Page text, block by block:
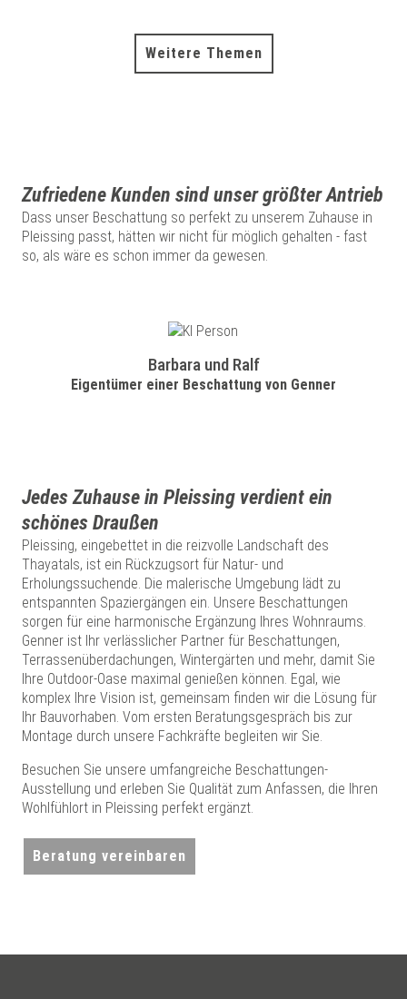
Weitere Themen
Zufriedene Kunden sind unser größter Antrieb
Dass unser Beschattung so perfekt zu unserem Zuhause in
Pleissing passt, hätten wir nicht für möglich gehalten - fast
so, als wäre es schon immer da gewesen.
Barbara und Ralf
Eigentümer einer Beschattung von Genner
Jedes Zuhause in Pleissing verdient ein
schönes Draußen
Pleissing, eingebettet in die reizvolle Landschaft des
Thayatals, ist ein Rückzugsort für Natur- und
Erholungssuchende. Die malerische Umgebung lädt zu
entspannten Spaziergängen ein. Unsere Beschattungen
sorgen für eine harmonische Ergänzung Ihres Wohnraums.
Genner ist Ihr verlässlicher Partner für Beschattungen,
Terrassenüberdachungen, Wintergärten und mehr, damit Sie
Ihre Outdoor-Oase maximal genießen können. Egal, wie
komplex Ihre Vision ist, gemeinsam finden wir die Lösung für
Ihr Bauvorhaben. Vom ersten Beratungsgespräch bis zur
Montage durch unsere Fachkräfte begleiten wir Sie.
Besuchen Sie unsere umfangreiche Beschattungen-
Ausstellung und erleben Sie Qualität zum Anfassen, die Ihren
Wohlfühlort in Pleissing perfekt ergänzt.
Beratung vereinbaren